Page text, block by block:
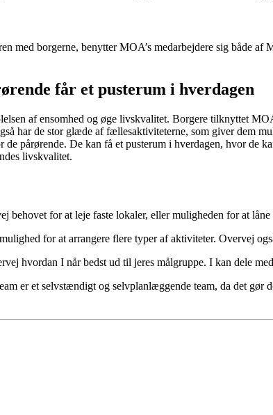
med borgerne, benytter MOA’s medarbejdere sig både af
får et pusterum i hverdagen
af ensomhed og øge livskvalitet. Borgere tilknyttet
har de stor glæde af fællesaktiviteterne, som giver dem
pårørende. De kan få et pusterum i hverdagen, hvor de
livskvalitet.
for at leje faste lokaler, eller muligheden for at
for at arrangere flere typer af aktiviteter. Overvej
hvordan I når bedst ud til jeres målgruppe. I kan dele
er et selvstændigt og selvplanlæggende team, da det gør